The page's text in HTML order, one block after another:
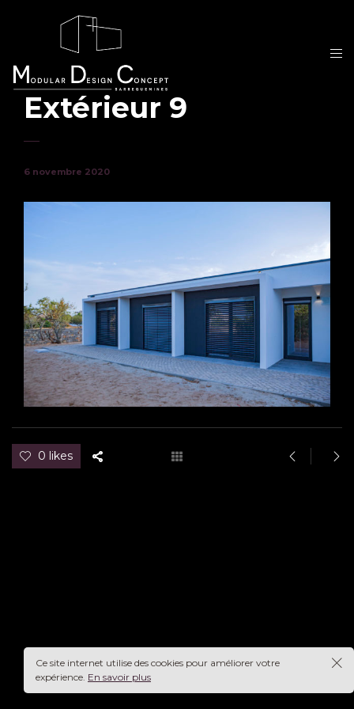
Extérieur 9
6 novembre 2020
0 likes
Ce site internet utilise des cookies pour améliorer votre
expérience. En savoir plus